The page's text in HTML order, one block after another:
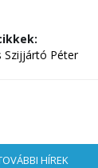
Szijjártó Péter
HÍREK